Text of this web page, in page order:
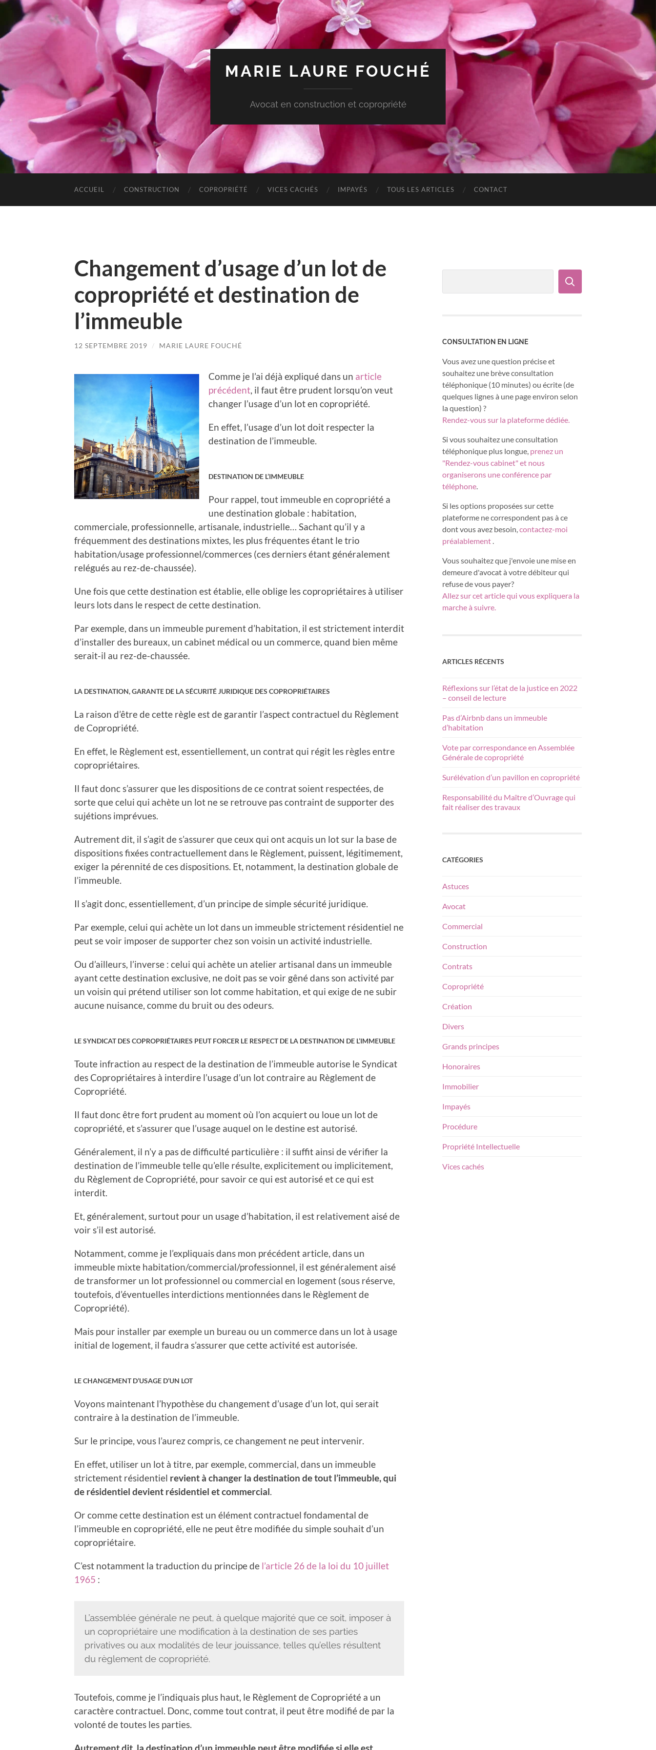
MARIE LAURE FOUCHÉ
Avocat en construction et copropriété
ACCUEIL CONSTRUCTION COPROPRIÉTÉ VICES CACHÉS IMPAYÉS TOUS LES ARTICLES CONTACT
Changement d’usage d’un lot de
copropriété et destination de
l’immeuble
12 SEPTEMBRE 2019 / MARIE LAURE FOUCHÉ
Comme je l’ai déjà expliqué dans un article
précédent , il faut être prudent lorsqu’on veut
changer l’usage d’un lot en copropriété.
En effet, l’usage d’un lot doit respecter la
destination de l’immeuble.
DESTINATION DE L’IMMEUBLE
Pour rappel, tout immeuble en copropriété a
une destination globale : habitation,
commerciale, professionnelle, artisanale, industrielle… Sachant qu’il y a
fréquemment des destinations mixtes, les plus fréquentes étant le trio
habitation/usage professionnel/commerces (ces derniers étant généralement
relégués au rez-de-chaussée).
Une fois que cette destination est établie, elle oblige les copropriétaires à utiliser
leurs lots dans le respect de cette destination.
Par exemple, dans un immeuble purement d’habitation, il est strictement interdit
d’installer des bureaux, un cabinet médical ou un commerce, quand bien même
serait-il au rez-de-chaussée.
LA DESTINATION, GARANTE DE LA SÉCURITÉ JURIDIQUE DES COPROPRIÉTAIRES
La raison d’être de cette règle est de garantir l’aspect contractuel du Règlement
de Copropriété.
En effet, le Règlement est, essentiellement, un contrat qui régit les règles entre
copropriétaires.
Il faut donc s’assurer que les dispositions de ce contrat soient respectées, de
sorte que celui qui achète un lot ne se retrouve pas contraint de supporter des
sujétions imprévues.
Autrement dit, il s’agit de s’assurer que ceux qui ont acquis un lot sur la base de
dispositions fixées contractuellement dans le Règlement, puissent, légitimement,
exiger la pérennité de ces dispositions. Et, notamment, la destination globale de
l’immeuble.
Il s’agit donc, essentiellement, d’un principe de simple sécurité juridique.
Par exemple, celui qui achète un lot dans un immeuble strictement résidentiel ne
peut se voir imposer de supporter chez son voisin un activité industrielle.
Ou d’ailleurs, l’inverse : celui qui achète un atelier artisanal dans un immeuble
ayant cette destination exclusive, ne doit pas se voir gêné dans son activité par
un voisin qui prétend utiliser son lot comme habitation, et qui exige de ne subir
aucune nuisance, comme du bruit ou des odeurs.
LE SYNDICAT DES COPROPRIÉTAIRES PEUT FORCER LE RESPECT DE LA DESTINATION DE L’IMMEUBLE
Toute infraction au respect de la destination de l’immeuble autorise le Syndicat
des Copropriétaires à interdire l’usage d’un lot contraire au Règlement de
Copropriété.
Il faut donc être fort prudent au moment où l’on acquiert ou loue un lot de
copropriété, et s’assurer que l’usage auquel on le destine est autorisé.
Généralement, il n’y a pas de difficulté particulière : il suffit ainsi de vérifier la
destination de l’immeuble telle qu’elle résulte, explicitement ou implicitement,
du Règlement de Copropriété, pour savoir ce qui est autorisé et ce qui est
interdit.
Et, généralement, surtout pour un usage d’habitation, il est relativement aisé de
voir s’il est autorisé.
Notamment, comme je l’expliquais dans mon précédent article, dans un
immeuble mixte habitation/commercial/professionnel, il est généralement aisé
de transformer un lot professionnel ou commercial en logement (sous réserve,
toutefois, d’éventuelles interdictions mentionnées dans le Règlement de
Copropriété).
Mais pour installer par exemple un bureau ou un commerce dans un lot à usage
initial de logement, il faudra s’assurer que cette activité est autorisée.
LE CHANGEMENT D’USAGE D’UN LOT
Voyons maintenant l’hypothèse du changement d’usage d’un lot, qui serait
contraire à la destination de l’immeuble.
Sur le principe, vous l’aurez compris, ce changement ne peut intervenir.
En effet, utiliser un lot à titre, par exemple, commercial, dans un immeuble
strictement résidentiel revient à changer la destination de tout l’immeuble, qui
de résidentiel devient résidentiel et commercial
Or comme cette destination est un élément contractuel fondamental de
l’immeuble en copropriété, elle ne peut être modifiée du simple souhait d’un
copropriétaire.
C’est notamment la traduction du principe de l’article 26 de la loi du 10 juillet
1965 :
L’assemblée générale ne peut, à quelque majorité que ce soit, imposer à
un copropriétaire une modification à la destination de ses parties
privatives ou aux modalités de leur jouissance, telles qu’elles résultent
du règlement de copropriété.
Toutefois, comme je l’indiquais plus haut, le Règlement de Copropriété a un
caractère contractuel. Donc, comme tout contrat, il peut être modifié de par la
volonté de toutes les parties.
CONSULTATION EN LIGNE
Vous avez une question précise et
souhaitez une brève consultation
téléphonique (10 minutes) ou écrite (de
quelques lignes à une page environ selon
la question) ?
Rendez-vous sur la plateforme dédiée.
Si vous souhaitez une consultation
téléphonique plus longue, prenez un
"Rendez-vous cabinet" et nous
organiserons une conférence par
téléphone
Si les options proposées sur cette
plateforme ne correspondent pas à ce
dont vous avez besoin, contactez-moi
préalablement
Vous souhaitez que j'envoie une mise en
demeure d'avocat à votre débiteur qui
refuse de vous payer?
Allez sur cet article qui vous expliquera la
marche à suivre.
ARTICLES RÉCENTS
Réflexions sur l’état de la justice en 2022
– conseil de lecture
Pas d’Airbnb dans un immeuble
d’habitation
Vote par correspondance en Assemblée
Générale de copropriété
Surélévation d’un pavillon en copropriété
Responsabilité du Maître d’Ouvrage qui
fait réaliser des travaux
CATÉGORIES
Astuces
Avocat
Commercial
Construction
Contrats
Copropriété
Création
Divers
Grands principes
Honoraires
Immobilier
Impayés
Procédure
Propriété Intellectuelle
Vices cachés